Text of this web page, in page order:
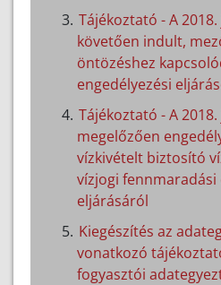
Tájékoztató - A
követően indult,
öntözéshez
engedélyezési
Tájékoztató - A
megelőzően
vízkivételt biztosító
vízjogi fennmaradási
eljárásáról
Kiegészítés az
vonatkozó
fogyasztói